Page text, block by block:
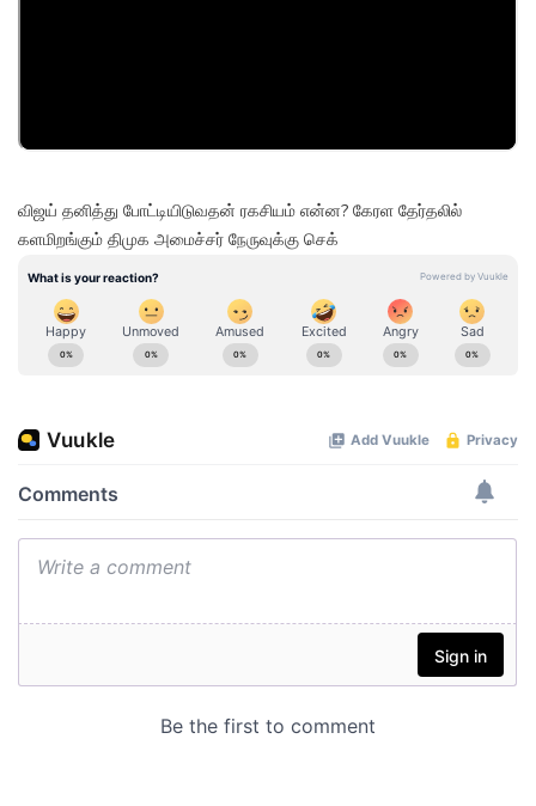
விஜய் தனித்து போட்டியிடுவதன் ரகசியம் என்ன? கேரள தேர்தலில்
களமிறங்கும் திமுக அமைச்சர் நேருவுக்கு செக்